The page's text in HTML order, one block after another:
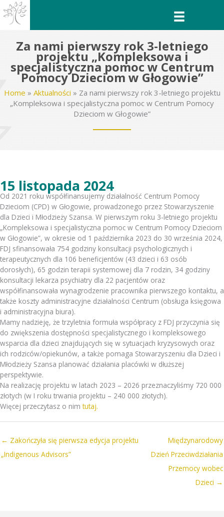
Przejdź
do
treści
Za nami pierwszy rok 3-letniego
projektu „Kompleksowa i
specjalistyczna pomoc w Centrum
Pomocy Dzieciom w Głogowie”
Home » Aktualności » Za nami pierwszy rok 3-letniego projektu
„Kompleksowa i specjalistyczna pomoc w Centrum Pomocy
Dzieciom w Głogowie”
15 listopada 2024
Od 2021 roku współfinansujemy działalność Centrum Pomocy
Dzieciom (CPD) w Głogowie, prowadzonego przez Stowarzyszenie
dla Dzieci i Młodzieży Szansa. W pierwszym roku 3-letniego projektu
„Kompleksowa i specjalistyczna pomoc w Centrum Pomocy Dzieciom
w Głogowie”, w okresie od 1 października 2023 do 30 września 2024,
FDJ sfinansowała 754 godziny konsultacji psychologicznych i
terapeutycznych dla 106 beneficjentów (43 dzieci i 63 osób
dorosłych), 65 godzin terapii systemowej dla 7 rodzin, 34 godziny
konsultacji lekarza psychiatry dla 22 pacjentów oraz
współfinansowała wynagrodzenie pracownika pierwszego kontaktu, a
także koszty administracyjne działalności Centrum (obsługa księgowa
i administracyjna biura).
Mamy nadzieję, że trzyletnia formuła współpracy z FDJ przyczynia się
do zwiększenia dostępności specjalistycznego i kompleksowego
wsparcia dla dzieci znajdujących się w sytuacjach kryzysowych oraz
ich rodziców/opiekunów, a także pomaga Stowarzyszeniu dla Dzieci i
Młodzieży Szansa planować działania placówki w dłuższej
perspektywie.
Na realizację projektu w latach 2023 – 2026 przeznaczyliśmy 720 000
złotych (w I roku trwania projektu – 240 000 złotych).
Więcej przeczytasz o nimtutaj.
← Zakończyła się pierwsza edycja projektu
„Indigenous Advisors”
Międzynarodowy
Dzień Przeciwdziałania
Przemocy wobec
Dzieci →